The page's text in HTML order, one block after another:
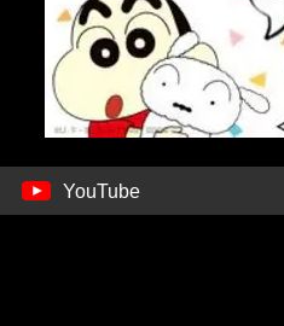
YouTube